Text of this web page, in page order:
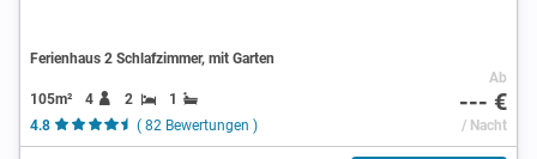
Ferienhaus 2 Schlafzimmer, mit Garten
105m² 4 2
1
4.8
( 82 Bewertungen )
Ab
--- €
/ Nacht